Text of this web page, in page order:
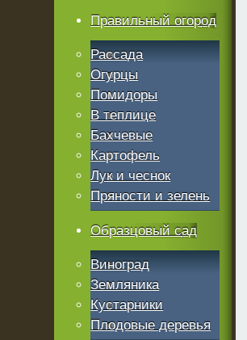
Правильный огород
Рассада
Огурцы
Помидоры
В теплице
Бахчевые
Картофель
Лук и чеснок
Пряности и зелень
Образцовый сад
Виноград
Земляника
Кустарники
Плодовые деревья